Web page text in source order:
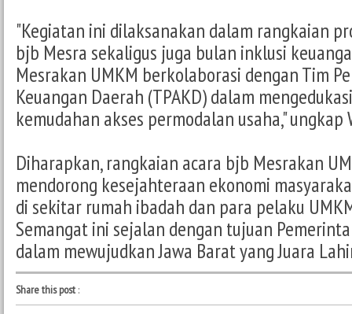
"Kegiatan ini dilaksanakan dalam rangkaian
bjb Mesra sekaligus juga bulan inklusi
Mesrakan UMKM berkolaborasi dengan Tim
Keuangan Daerah (TPAKD) dalam
kemudahan akses permodalan usaha," ungkap
Diharapkan, rangkaian acara bjb Mesrakan
mendorong kesejahteraan ekonomi
di sekitar rumah ibadah dan para pelaku
Semangat ini sejalan dengan tujuan
dalam mewujudkan Jawa Barat yang Juara
Share this post: